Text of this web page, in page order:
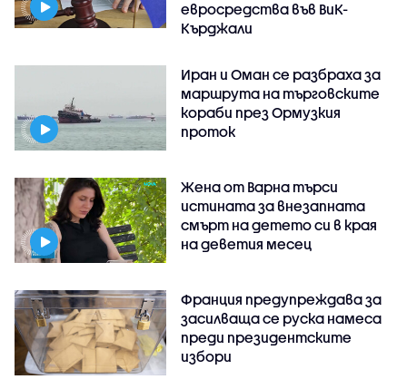
евросредства във ВиК-
Кърджали
Иран и Оман се разбраха за
маршрута на търговските
кораби през Ормузкия
проток
Жена от Варна търси
истината за внезапната
смърт на детето си в края
на деветия месец
Франция предупреждава за
засилваща се руска намеса
преди президентските
избори